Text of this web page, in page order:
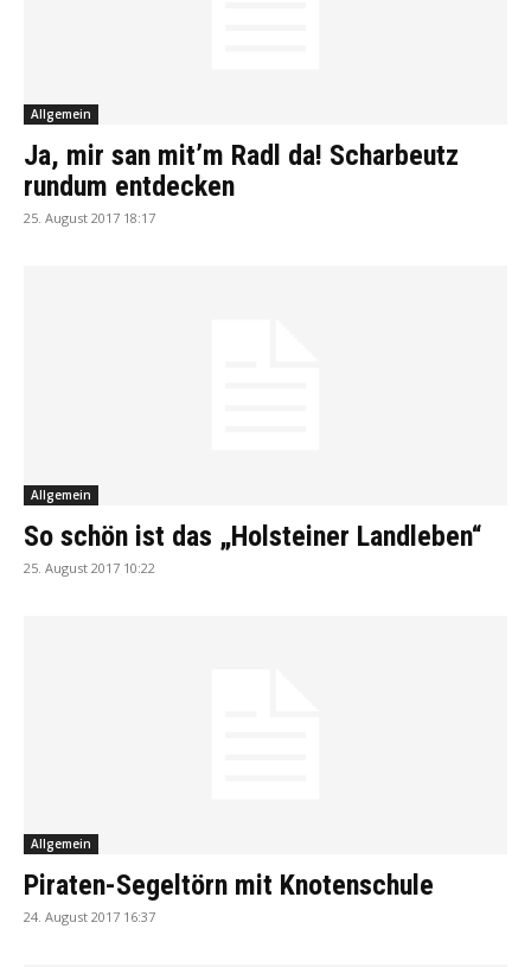
Allgemein
Ja, mir san mit’m Radl da! Scharbeutz
rundum entdecken
25. August 2017 18:17
Allgemein
So schön ist das „Holsteiner Landleben“
25. August 2017 10:22
Allgemein
Piraten-Segeltörn mit Knotenschule
24. August 2017 16:37